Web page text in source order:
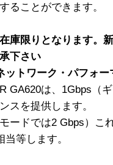
ることができます。
庫限りとなります。
下さい
ットワーク・パフォー
GA620は、1Gbps（
スを提供します。
モードでは2 Gbps）こ
当等します。